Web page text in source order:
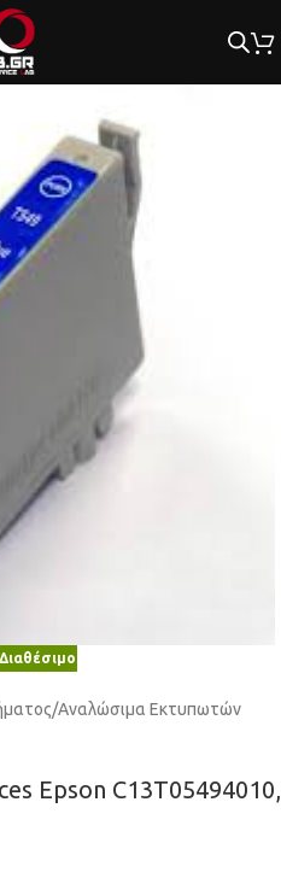
/Αναλώσιμα Εκτυπωτών
Epson C13T05494010,